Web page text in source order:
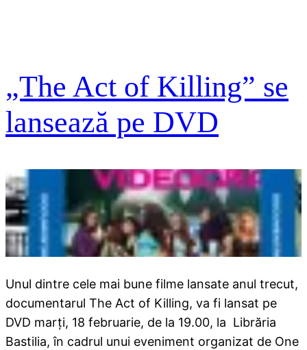
„The Act of Killing” se
lansează pe DVD
Unul dintre cele mai bune filme lansate anul trecut,
documentarul The Act of Killing, va fi lansat pe
DVD marți, 18 februarie, de la 19.00, la Librăria
Bastilia, în cadrul unui eveniment organizat de One